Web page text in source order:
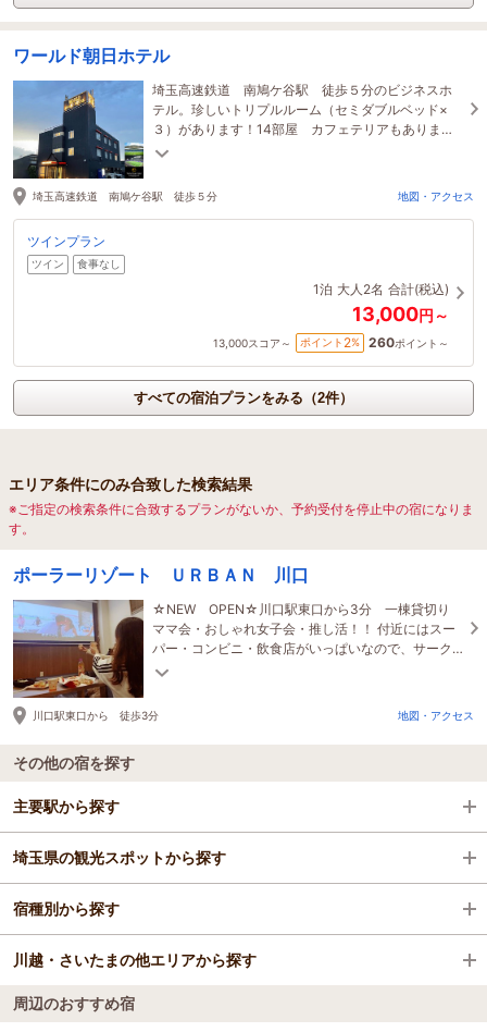
ワールド朝日ホテル
埼玉高速鉄道 南鳩ケ谷駅 徒歩５分のビジネスホ
テル。珍しいトリプルルーム（セミダブルベッド×
３）があります！14部屋 カフェテリアもありま
す。駐車場1Fに6台分完備です！
埼玉高速鉄道 南鳩ケ谷駅 徒歩５分 地図・アクセス
ツインプラン
ツイン 食事なし
1泊 大人2名 合計(税込)
13,000円～
13,000スコア～ ポイント 2% 260ポイント～
すべての宿泊プランをみる（2件）
エリア条件にのみ合致した検索結果
※ご指定の検索条件に合致するプランがないか、予約受付を停止中の宿になりま
す。
ポーラーリゾート ＵＲＢＡＮ 川口
☆NEW OPEN☆川口駅東口から3分 一棟貸切り
ママ会・おしゃれ女子会・推し活！！ 付近にはスー
パー・コンビニ・飲食店がいっぱいなので、サーク
ルの集まりや・同期の集まりにもってこいです。
川口駅東口から 徒歩3分 地図・アクセス
その他の宿を探す
主要駅から探す
川口駅
西川口駅
和光市駅
東川口駅
埼玉県の観光スポットから探す
さいたまスーパーアリーナ
鉄道博物館
埼玉スタジアム2002
宿種別から探す
ビジネスホテル
格安ホテル
川越・さいたまの他エリアから探す
川越・所沢
周辺のおすすめ宿